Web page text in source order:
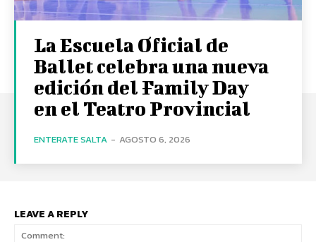
La Escuela Oficial de
Ballet celebra una nueva
edición del Family Day
en el Teatro Provincial
ENTERATE SALTA - AGOSTO 6, 2026
LEAVE A REPLY